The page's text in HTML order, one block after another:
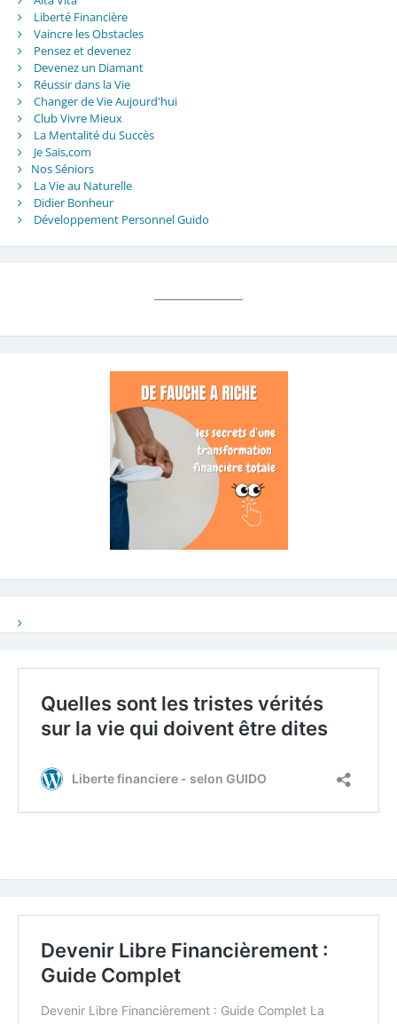
Liberté Financière
Vaincre les Obstacles
Pensez et devenez
Devenez un Diamant
Réussir dans la Vie
Changer de Vie Aujourd'hui
Club Vivre Mieux
La Mentalité du Succès
Je Sais,com
Nos Séniors
La Vie au Naturelle
Didier Bonheur
Développement Personnel Guido